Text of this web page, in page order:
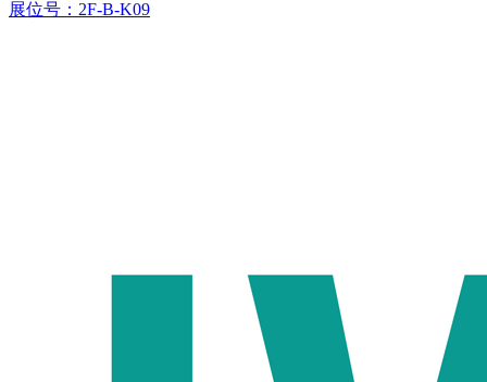
展位号：2F-B-K09